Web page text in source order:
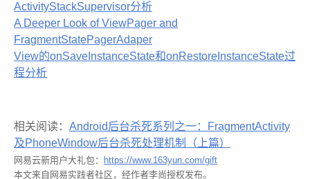
ActivityStackSupervisor分析
A Deeper Look of ViewPager and
FragmentStatePagerAdaper
View的onSaveInstanceState和onRestoreInstanceState过
程分析
相关阅读： Android后台杀死系列之一：FragmentActivity
及PhoneWindow后台杀死处理机制（上篇）
网易云新用户大礼包： https://www.163yun.com/gift
本文来自网易实践者社区，经作者李尚授权发布。